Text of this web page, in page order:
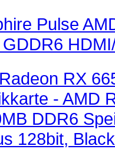
Pulse
RX
- AMD
DDR6
128bit,